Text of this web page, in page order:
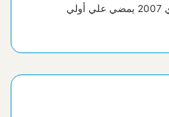
نجم شباب الاتحاد السكندري 2007 يمضي علي أولي